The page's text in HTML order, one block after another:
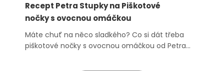
Recept Petra Stupky na Piškotové
nočky s ovocnou omáčkou
Máte chuť na něco sladkého? Co si dát třeba
piškotové nočky s ovocnou omáčkou od Petra